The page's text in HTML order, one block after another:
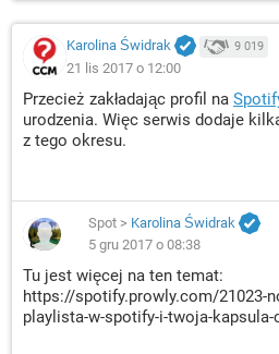
Karolina Świdrak 9 019
21 lis 2017 o 12:00
Przecież zakładając profil na
urodzenia. Więc serwis dodaje
z tego okresu.
Spot > Karolina Świdrak
5 gru 2017 o 08:38
Tu jest więcej na ten temat:
https://spotify.prowly.com/21023-
playlista-w-spotify-i-twoja-kapsula-